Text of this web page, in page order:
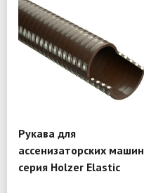
Рукава для
ассенизаторских машин
серия Holzer Elastic